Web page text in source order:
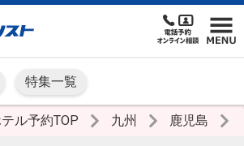
特集一覧
ル予約TOP 九州 鹿児島